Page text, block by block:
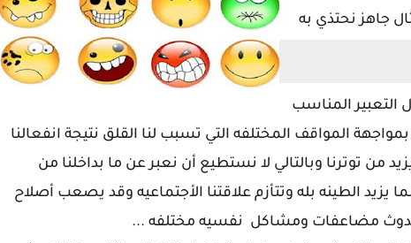
جاهز نحتذي به
التعبير المناسب
المواقف المختلفه التي تسبب لنا القلق نتيجة انفعالنا
من توترنا وبالتالي لا نستطيع أن نعبر عن ما بداخلنا من
يزيد الطينه بله وتتأزم علاقتنا الأجتماعيه وقد يصعب أصلاح
مضاعفات ومشاكل نفسيه مختلفه ...